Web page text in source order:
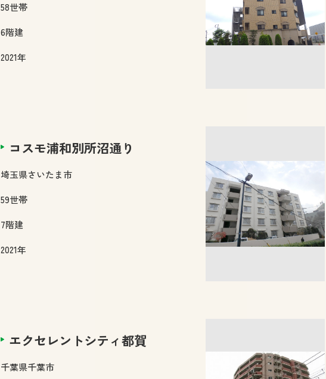
58世帯
6階建
2021年
コスモ浦和別所沼通り
埼玉県さいたま市
59世帯
7階建
2021年
エクセレントシティ都賀
千葉県千葉市